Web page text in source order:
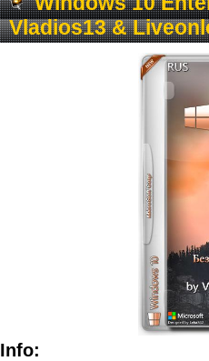
Vladios13 &
Info: